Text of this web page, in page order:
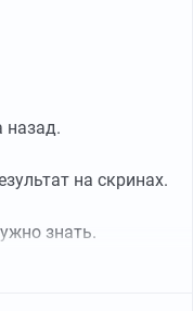
назад.
на скринах.
знать.